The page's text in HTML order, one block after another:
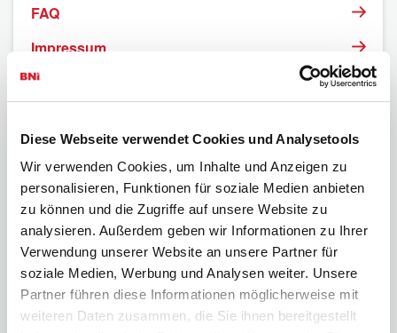
Diese Webseite verwendet Cookies und Analysetools
Wir verwenden Cookies, um Inhalte und Anzeigen zu
personalisieren, Funktionen für soziale Medien anbieten
zu können und die Zugriffe auf unsere Website zu
analysieren. Außerdem geben wir Informationen zu Ihrer
Verwendung unserer Website an unsere Partner für
soziale Medien, Werbung und Analysen weiter. Unsere
Partner führen diese Informationen möglicherweise mit
weiteren Daten zusammen, die Sie ihnen bereitgestellt
FAQ
Impressum
Datenschutzerklärung